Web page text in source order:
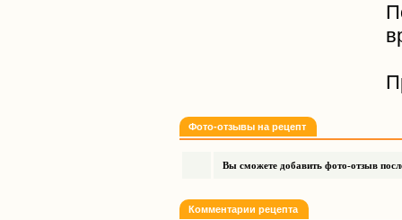
Фото-отзывы на рецепт
Вы сможете добавить фото-отзыв
Комментарии рецепта